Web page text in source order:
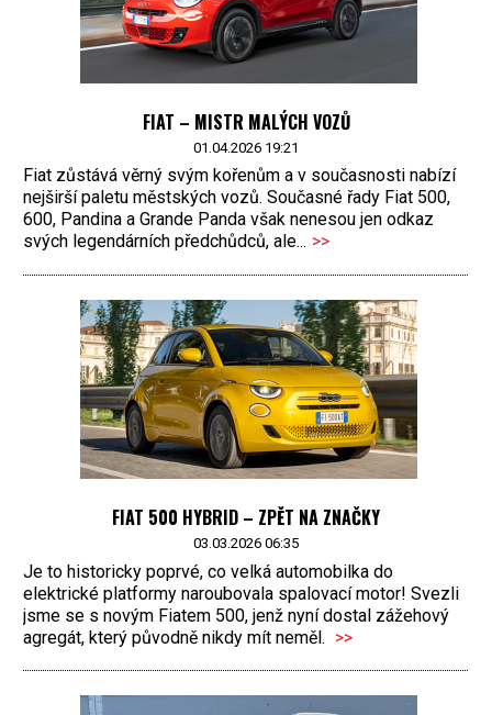
FIAT – MISTR MALÝCH VOZŮ
01.04.2026 19:21
Fiat zůstává věrný svým kořenům a v současnosti nabízí
nejširší paletu městských vozů. Současné řady Fiat 500,
600, Pandina a Grande Panda však nenesou jen odkaz
svých legendárních předchůdců, ale... >>
FIAT 500 HYBRID – ZPĚT NA ZNAČKY
03.03.2026 06:35
Je to historicky poprvé, co velká automobilka do
elektrické platformy naroubovala spalovací motor! Svezli
jsme se s novým Fiatem 500, jenž nyní dostal zážehový
agregát, který původně nikdy mít neměl. >>